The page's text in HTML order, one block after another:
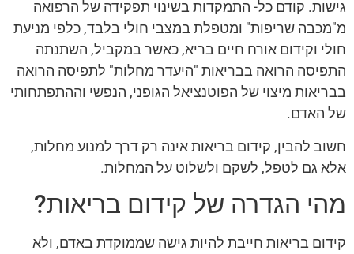
גישות. קודם כל- התמקדות בשינוי תפקידה של הרפואה
מ"מכבה שריפות" ומטפלת במצבי חולי בלבד, כלפי מניעת
חולי וקידום אורח חיים בריא, כאשר במקביל, השתנתה
התפיסה הרואה בבריאות "היעדר מחלות" לתפיסה הרואה
בבריאות מיצוי של הפוטנציאל הגופני, הנפשי וההתפתחותי
של האדם.
חשוב להבין, קידום בריאות אינה רק דרך למנוע מחלות,
אלא גם לטפל, לשקם ולשלוט על המחלות.
מהי הגדרה של קידום בריאות?
קידום בריאות חייבת להיות גישה שממוקדת באדם, ולא